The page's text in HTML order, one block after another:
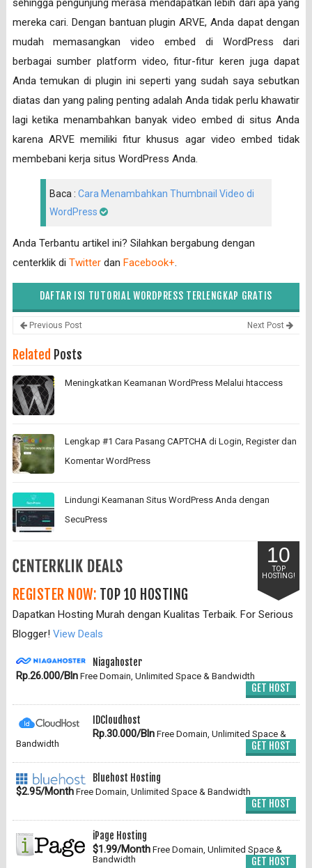
sehingga pengunjung merasa mendapatkan lebih dari apa yang
mereka cari. Dengan bantuan plugin ARVE, Anda dapat dengan
mudah memasangkan video embed di WordPress dari
berbagai sumber platform video, fitur-fitur keren juga dapat
Anda temukan di plugin ini seperti yang sudah saya sebutkan
diatas dan yang paling penting adalah Anda tidak perlu khawatir
lagi ketika menambahkan banyak video embed di situs Anda
karena ARVE memiliki fitur khusus agar video embed tidak
membebani kerja situs WordPress Anda.
Baca : Cara Menambahkan Thumbnail Video di
WordPress
Anda Terbantu artikel ini? Silahkan bergabung dengan
centerklik di Twitterdan Facebook+.
DAFTAR ISI TUTORIAL WORDPRESS TERLENGKAP GRATIS
Previous Post Next Post
Related Posts
Meningkatkan Keamanan WordPress Melalui htaccess
Lengkap #1 Cara Pasang CAPTCHA di Login, Register dan
Komentar WordPress
Lindungi Keamanan Situs WordPress Anda dengan
SecuPress
10
TOP
HOSTING!
REGISTER NOW: TOP 10 HOSTING
Dapatkan Hosting Murah dengan Kualitas Terbaik. For Serious
Blogger! View Deals
Niagahoster
Rp.26.000/BlnFree Domain, Unlimited Space & Bandwidth
GET HOST
IDCloudhost
Rp.30.000/BlnFree Domain, Unlimited Space &
Bandwidth
GET HOST
Bluehost Hosting
$2.95/MonthFree Domain, Unlimited Space & Bandwidth
GET HOST
iPage Hosting
$1.99/MonthFree Domain, Unlimited Space &
Bandwidth
GET HOST